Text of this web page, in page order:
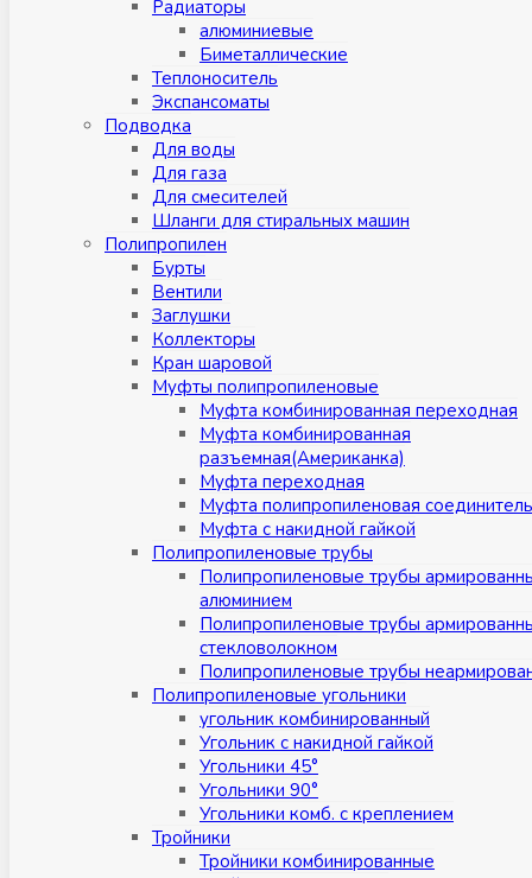
Радиаторы
алюминиевые
Биметаллические
Теплоноситель
Экспансоматы
Подводка
Для воды
Для газа
Для смесителей
Шланги для стиральных машин
Полипропилен
Бурты
Вентили
Заглушки
Коллекторы
Кран шаровой
Муфты полипропиленовые
Муфта комбинированная переходная
Муфта комбинированная
разъемная(Американка)
Муфта переходная
Муфта полипропиленовая
Муфта с накидной гайкой
Полипропиленовые трубы
Полипропиленовые трубы
алюминием
Полипропиленовые трубы
стекловолокном
Полипропиленовые трубы
Полипропиленовые угольники
угольник комбинированный
Угольник с накидной гайкой
Угольники 45°
Угольники 90°
Угольники комб. с креплением
Тройники
Тройники комбинированные